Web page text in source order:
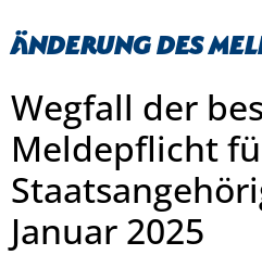
Änderung des
Wegfall der
Meldepflicht
Januar 2025